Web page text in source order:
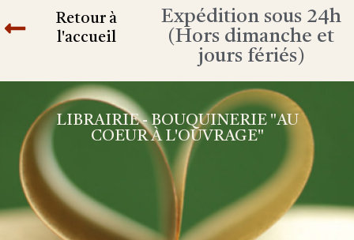
Retour à
l'accueil
Expédition sous 24h
(Hors dimanche et
jours fériés)
LIBRAIRIE - BOUQUINERIE "AU
COEUR À L'OUVRAGE"